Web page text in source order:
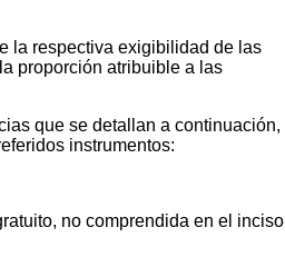
la respectiva exigibilidad de las
proporción atribuible a las
que se detallan a continuación,
instrumentos:
no comprendida en el inciso